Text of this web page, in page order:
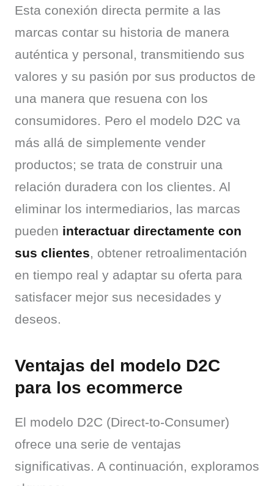
Esta conexión directa permite a las
marcas contar su historia de manera
auténtica y personal, transmitiendo sus
valores y su pasión por sus productos de
una manera que resuena con los
consumidores. Pero el modelo D2C va
más allá de simplemente vender
productos; se trata de construir una
relación duradera con los clientes. Al
eliminar los intermediarios, las marcas
pueden interactuar directamente con
sus clientes, obtener retroalimentación
en tiempo real y adaptar su oferta para
satisfacer mejor sus necesidades y
deseos.
Ventajas del modelo D2C
para los ecommerce
El modelo D2C (Direct-to-Consumer)
ofrece una serie de ventajas
significativas. A continuación, exploramos